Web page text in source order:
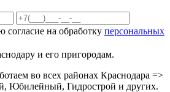
согласие на обработку персональных
и его пригородам.
во всех районах Краснодара =>
Юбилейный, Гидрострой и других.